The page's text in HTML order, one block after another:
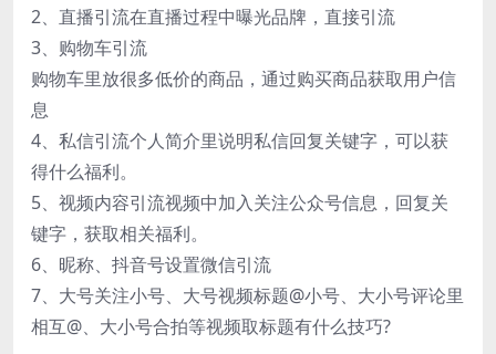
2、直播引流在直播过程中曝光品牌，直接引流
3、购物车引流
购物车里放很多低价的商品，通过购买商品获取用户信
息
4、私信引流个人简介里说明私信回复关键字，可以获
得什么福利。
5、视频内容引流视频中加入关注公众号信息，回复关
键字，获取相关福利。
6、昵称、抖音号设置微信引流
7、大号关注小号、大号视频标题@小号、大小号评论里
相互@、大小号合拍等视频取标题有什么技巧?